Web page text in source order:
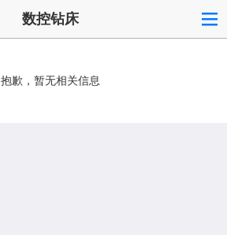
数控钻床
抱歉，暂无相关信息